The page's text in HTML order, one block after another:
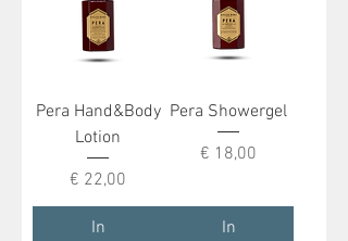
Pera Hand&Body
Lotion
Prijs
€ 22,00
In
Pera Showergel
Prijs
€ 18,00
In